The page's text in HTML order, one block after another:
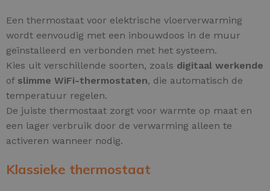
Een thermostaat voor elektrische vloerverwarming
wordt eenvoudig met een inbouwdoos in de muur
geïnstalleerd en verbonden met het systeem.
Kies uit verschillende soorten, zoals digitaal werkende
of slimme WiFi-thermostaten, die automatisch de
temperatuur regelen.
De juiste thermostaat zorgt voor warmte op maat en
een lager verbruik door de verwarming alleen te
activeren wanneer nodig.
Klassieke thermostaat